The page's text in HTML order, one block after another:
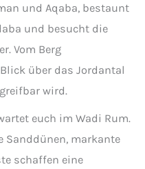
und Aqaba, bestaunt
und besucht die
Vom Berg
über das Jordantal
wird.
euch im Wadi Rum.
Sanddünen, markante
schaffen eine